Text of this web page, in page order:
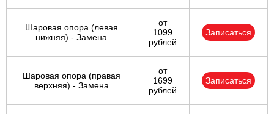
Шаровая опора (левая
нижняя) - Замена
от
1099
рублей
Записаться
Шаровая опора (правая
верхняя) - Замена
от
1699
рублей
Записаться